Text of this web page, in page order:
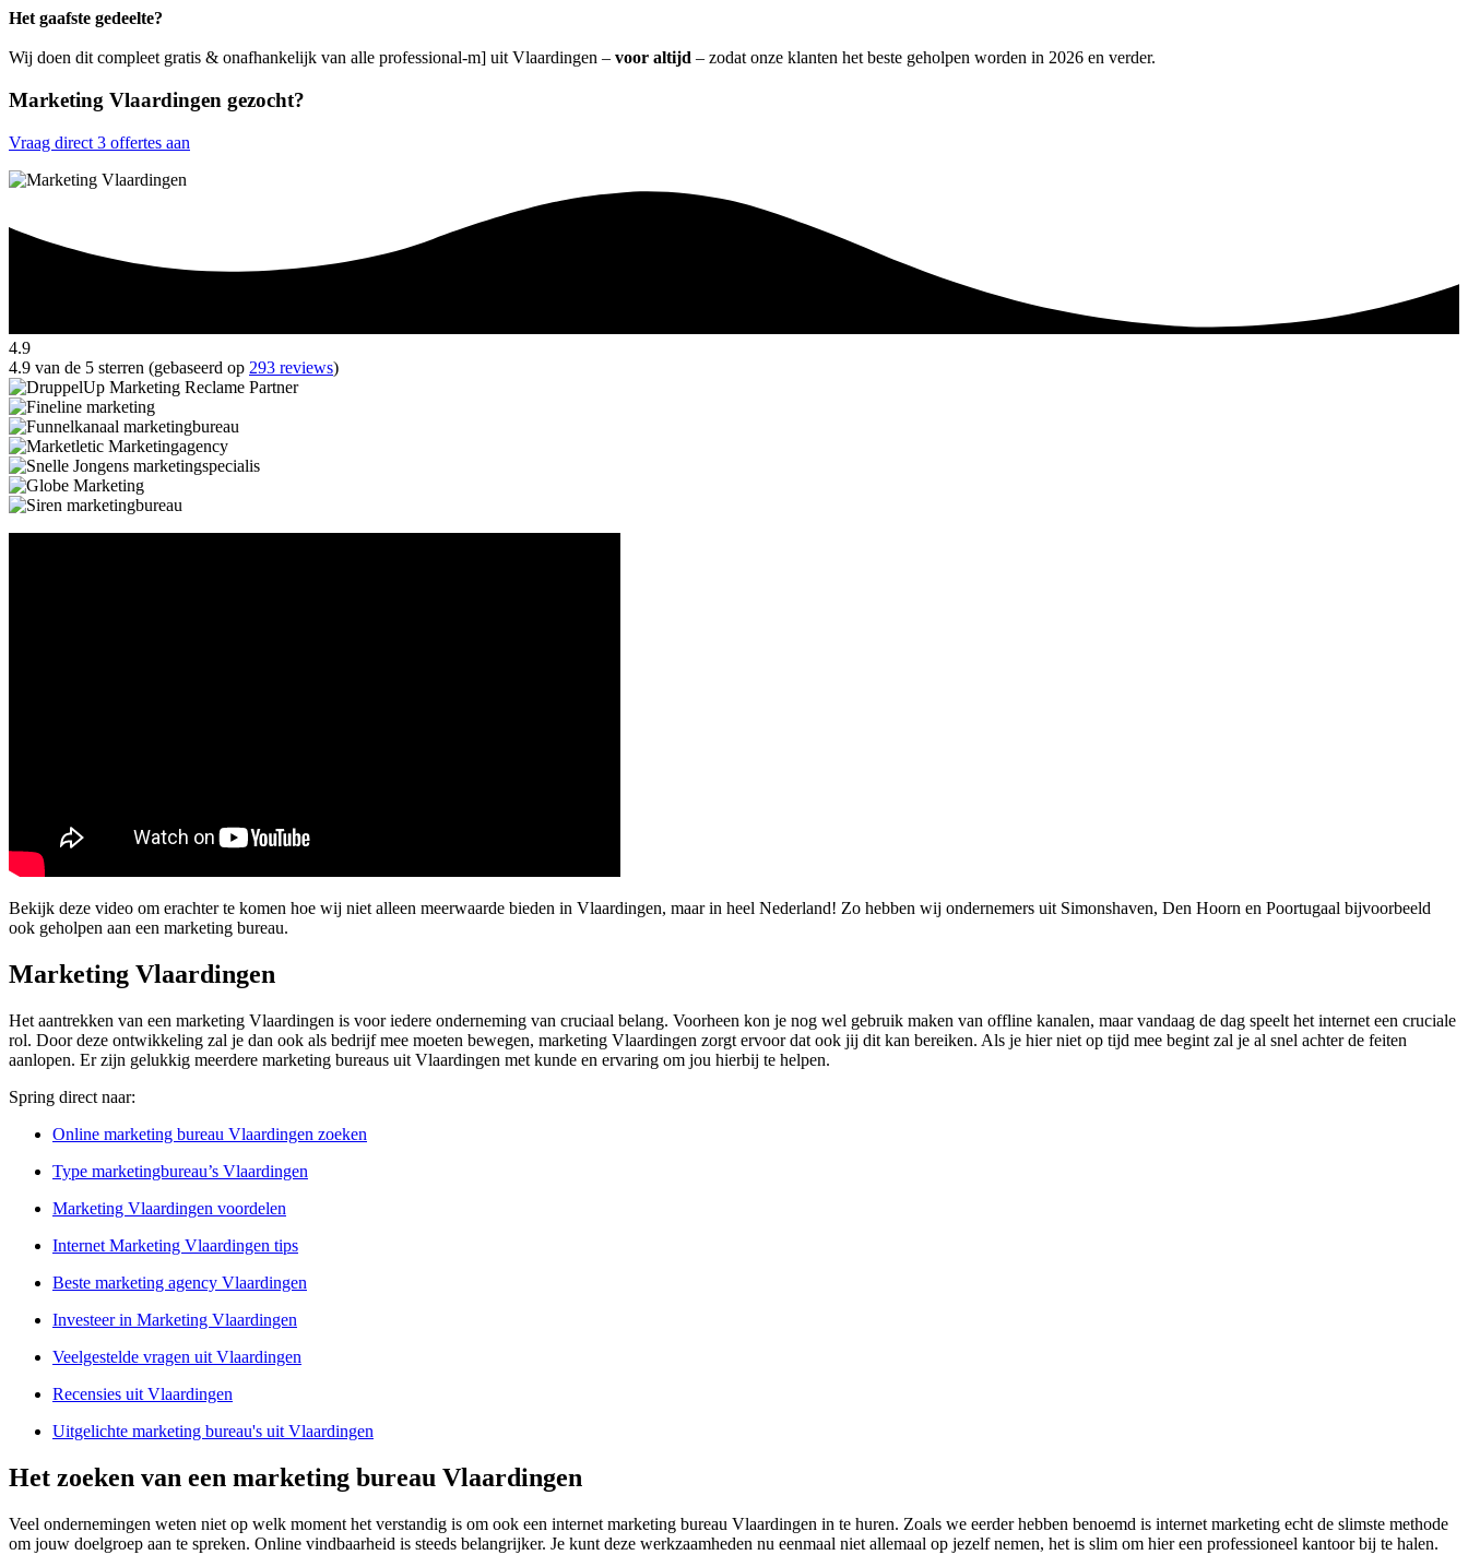
Het gaafste gedeelte?
Wij doen dit compleet gratis & onafhankelijk van alle professional-m] uit Vlaardingen – voor altijd – zodat onze klanten het beste geholpen worden in 2026 en verder.
Marketing Vlaardingen gezocht?
Vraag direct 3 offertes aan
4.9
4.9 van de 5 sterren (gebaseerd op 293 reviews)
Bekijk deze video om erachter te komen hoe wij niet alleen meerwaarde bieden in Vlaardingen, maar in heel Nederland! Zo hebben wij ondernemers uit Simonshaven, Den Hoorn en Poortugaal bijvoorbeeld
ook geholpen aan een marketing bureau.
Marketing Vlaardingen
Het aantrekken van een marketing Vlaardingen is voor iedere onderneming van cruciaal belang. Voorheen kon je nog wel gebruik maken van offline kanalen, maar vandaag de dag speelt het internet een cruciale
rol. Door deze ontwikkeling zal je dan ook als bedrijf mee moeten bewegen, marketing Vlaardingen zorgt ervoor dat ook jij dit kan bereiken. Als je hier niet op tijd mee begint zal je al snel achter de feiten
aanlopen. Er zijn gelukkig meerdere marketing bureaus uit Vlaardingen met kunde en ervaring om jou hierbij te helpen.
Spring direct naar:
Online marketing bureau Vlaardingen zoeken
Type marketingbureau’s Vlaardingen
Marketing Vlaardingen voordelen
Internet Marketing Vlaardingen tips
Beste marketing agency Vlaardingen
Investeer in Marketing Vlaardingen
Veelgestelde vragen uit Vlaardingen
Recensies uit Vlaardingen
Uitgelichte marketing bureau's uit Vlaardingen
Het zoeken van een marketing bureau Vlaardingen
Veel ondernemingen weten niet op welk moment het verstandig is om ook een internet marketing bureau Vlaardingen in te huren. Zoals we eerder hebben benoemd is internet marketing echt de slimste methode
om jouw doelgroep aan te spreken. Online vindbaarheid is steeds belangrijker. Je kunt deze werkzaamheden nu eenmaal niet allemaal op jezelf nemen, het is slim om hier een professioneel kantoor bij te halen.